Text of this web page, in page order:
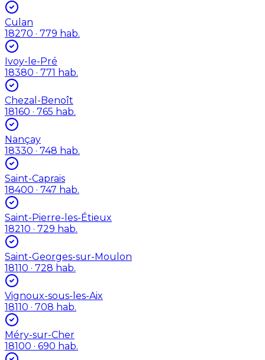
Culan
18270 · 779 hab.
Ivoy-le-Pré
18380 · 771 hab.
Chezal-Benoît
18160 · 765 hab.
Nançay
18330 · 748 hab.
Saint-Caprais
18400 · 747 hab.
Saint-Pierre-les-Étieux
18210 · 729 hab.
Saint-Georges-sur-Moulon
18110 · 728 hab.
Vignoux-sous-les-Aix
18110 · 708 hab.
Méry-sur-Cher
18100 · 690 hab.